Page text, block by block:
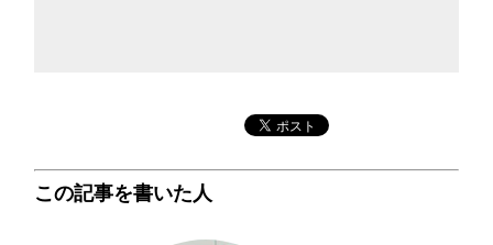
この記事を書いた人